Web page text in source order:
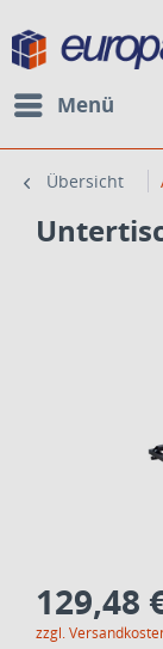
Menü
Übersicht
129,48
zzgl.